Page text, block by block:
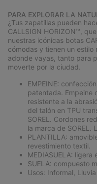
PARA EXPLORAR LA
¿Tus zapatillas pueden
CALLSIGN HORIZON™,
nuestras icónicas botas
cómodas y tienen un
adonde vayas, tanto para
moverte por la ciudad.
EMPEINE:
patentada. Empeine
resistente a la
del talón en TPU
SOREL. Cordones
la marca de SOREL.
PLANTILLA:
revestimiento textil.
MEDIASUELA: ligera
SUELA: compuesto
Usos: Informal,